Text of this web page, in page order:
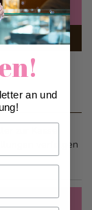
zur Kasse
verfolgen
an und